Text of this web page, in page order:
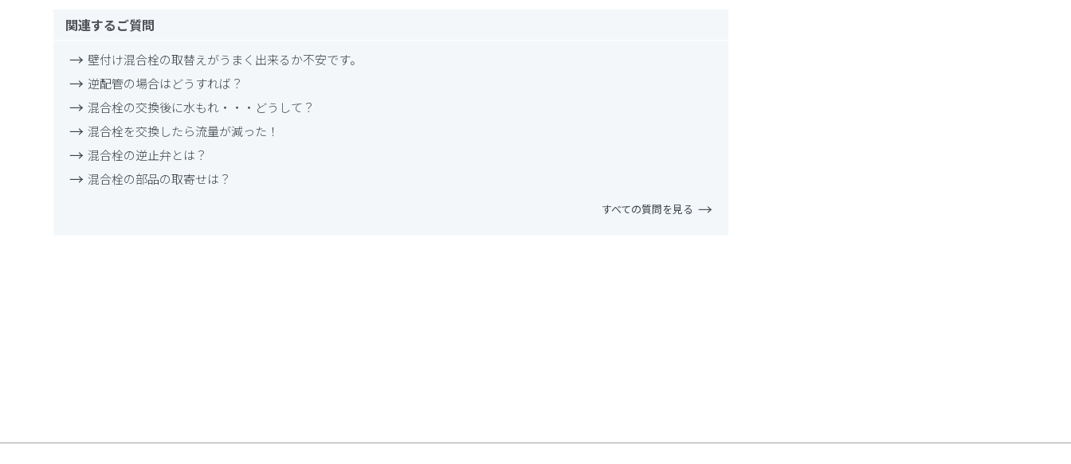
関連するご質問
壁付け混合栓の取替えがうまく出来るか不安です。
逆配管の場合はどうすれば？
混合栓の交換後に水もれ・・・どうして？
混合栓を交換したら流量が減った！
混合栓の逆止弁とは？
混合栓の部品の取寄せは？
すべての質問を見る